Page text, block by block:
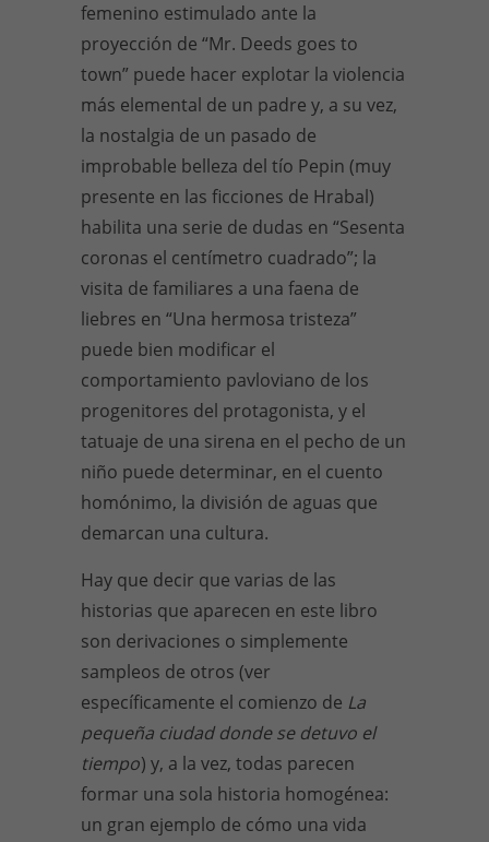
femenino estimulado ante la
proyección de “Mr. Deeds goes to
town” puede hacer explotar la violencia
más elemental de un padre y, a su vez,
la nostalgia de un pasado de
improbable belleza del tío Pepin (muy
presente en las ficciones de Hrabal)
habilita una serie de dudas en “Sesenta
coronas el centímetro cuadrado”; la
visita de familiares a una faena de
liebres en “Una hermosa tristeza”
puede bien modificar el
comportamiento pavloviano de los
progenitores del protagonista, y el
tatuaje de una sirena en el pecho de un
niño puede determinar, en el cuento
homónimo, la división de aguas que
demarcan una cultura.
Hay que decir que varias de las
historias que aparecen en este libro
son derivaciones o simplemente
sampleos de otros (ver
específicamente el comienzo de La
pequeña ciudad donde se detuvo el
tiempo) y, a la vez, todas parecen
formar una sola historia homogénea:
un gran ejemplo de cómo una vida